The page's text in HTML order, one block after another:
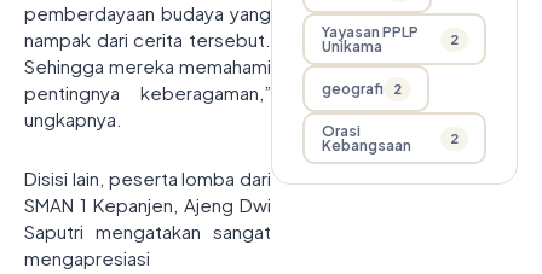
pemberdayaan budaya yang
nampak dari cerita tersebut.
Sehingga mereka memahami
pentingnya keberagaman,”
ungkapnya.
Disisi lain, peserta lomba dari
SMAN 1 Kepanjen, Ajeng Dwi
Saputri mengatakan sangat
mengapresiasi
Yayasan PPLP
Unikama
2
geografi 2
Orasi
Kebangsaan
2